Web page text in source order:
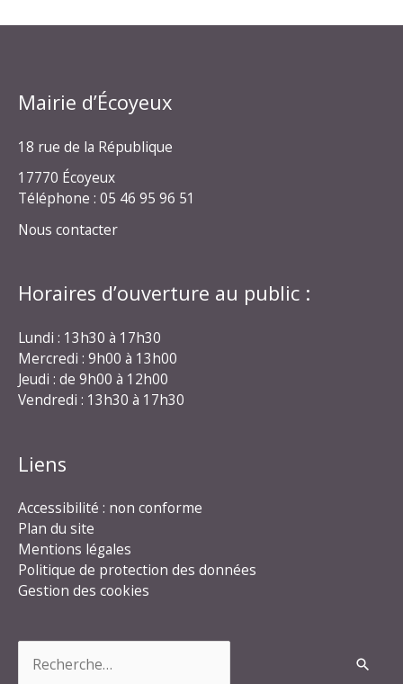
Mairie d’Écoyeux
18 rue de la République
17770 Écoyeux
Téléphone : 05 46 95 96 51
Nous contacter
Horaires d’ouverture au public :
Lundi : 13h30 à 17h30
Mercredi : 9h00 à 13h00
Jeudi : de 9h00 à 12h00
Vendredi : 13h30 à 17h30
Liens
Accessibilité : non conforme
Plan du site
Mentions légales
Politique de protection des données
Gestion des cookies